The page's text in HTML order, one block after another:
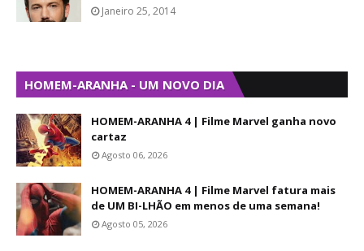
Janeiro 25, 2014
HOMEM-ARANHA - UM NOVO DIA
HOMEM-ARANHA 4 | Filme Marvel ganha novo
cartaz
Agosto 06, 2026
HOMEM-ARANHA 4 | Filme Marvel fatura mais
de UM BI-LHÃO em menos de uma semana!
Agosto 05, 2026